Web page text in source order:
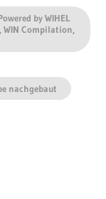
by WIHEL
WIN Compilation,
nachgebaut